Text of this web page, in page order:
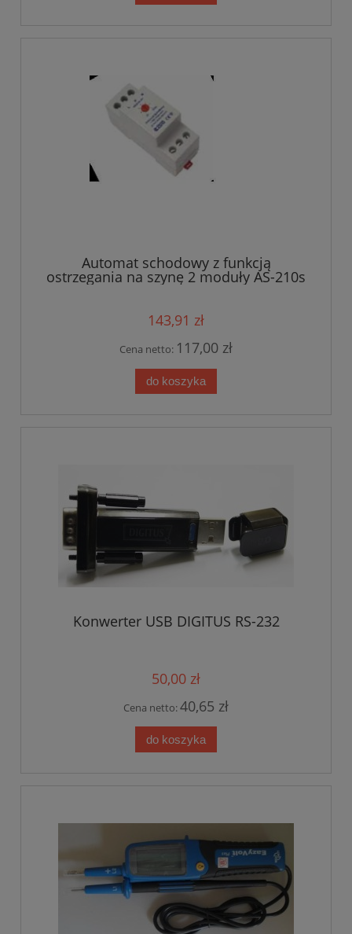
Automat schodowy z funkcją
ostrzegania na szynę 2 moduły AS-210s
RT 230V, 16A
143,91 zł
Cena netto: 117,00 zł
do koszyka
Konwerter USB DIGITUS RS-232
50,00 zł
Cena netto:40,65 zł
do koszyka